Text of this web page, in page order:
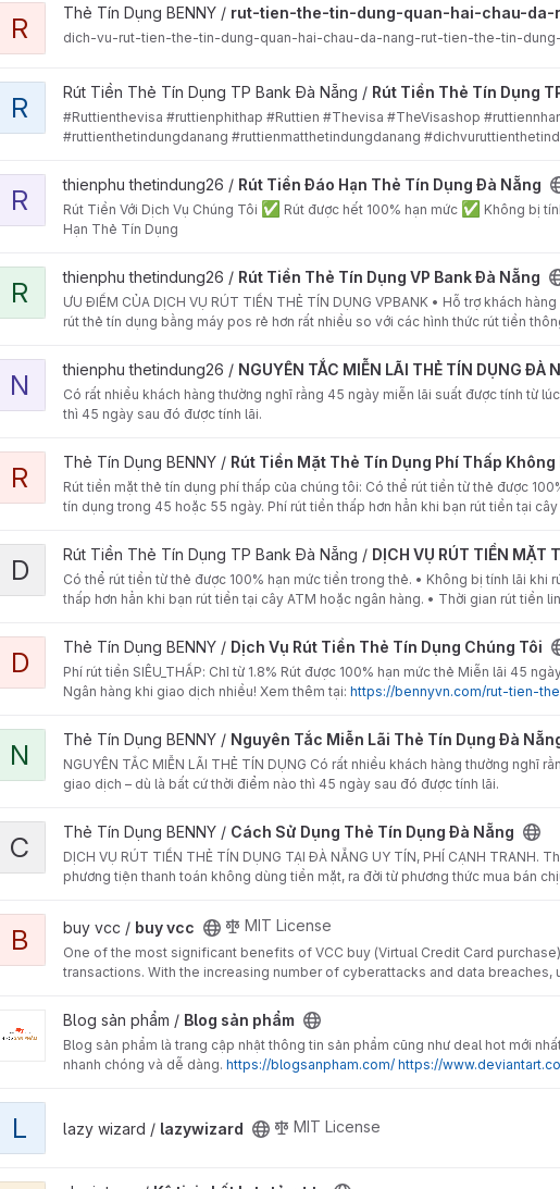
View rut-tien-the-tin-dung-quan-hai-chau-da-nang project
R Thẻ Tín Dụng BENNY / rut-tien-the-tin-dung-quan-hai-chau-da-
dich-vu-rut-tien-the-tin-dung-quan-hai-chau-da-nang-rut-tien-the-tin-
View Rút Tiền Thẻ Tín Dụng TP Bank Đà Nẵng project
R Rút Tiền Thẻ Tín Dụng TP Bank Đà Nẵng / Rút Tiền Thẻ Tín Dụng
#Ruttienthevisa #ruttienphithap #Ruttien #Thevisa #TheVisashop
#ruttienthetindungdanang #ruttienmatthetindungdanang
View Rút Tiền Đáo Hạn Thẻ Tín Dụng Đà Nẵng project
R thienphu thetindung26 / Rút Tiền Đáo Hạn Thẻ Tín Dụng Đà Nẵng
Rút Tiền Với Dịch Vụ Chúng Tôi ✅ Rút được hết 100% hạn mức ✅ Không bị
Hạn Thẻ Tín Dụng
View Rút Tiền Thẻ Tín Dụng VP Bank Đà Nẵng project
R thienphu thetindung26 / Rút Tiền Thẻ Tín Dụng VP Bank Đà Nẵng
ƯU ĐIỂM CỦA DỊCH VỤ RÚT TIỀN THẺ TÍN DỤNG VPBANK • Hỗ trợ khách
rút thẻ tín dụng bằng máy pos rẻ hơn rất nhiều so với các hình thức rút tiền
View NGUYÊN TẮC MIỄN LÃI THẺ TÍN DỤNG ĐÀ NẴNG project
N thienphu thetindung26 / NGUYÊN TẮC MIỄN LÃI THẺ TÍN DỤNG ĐÀ
Có rất nhiều khách hàng thường nghĩ rằng 45 ngày miễn lãi suất được tính từ
thì 45 ngày sau đó được tính lãi.
View Rút Tiền Mặt Thẻ Tín Dụng Phí Thấp Không Lo Lãi Suất project
R Thẻ Tín Dụng BENNY / Rút Tiền Mặt Thẻ Tín Dụng Phí Thấp Không
Rút tiền mặt thẻ tín dụng phí thấp của chúng tôi: Có thể rút tiền từ thẻ được
tín dụng trong 45 hoặc 55 ngày. Phí rút tiền thấp hơn hẳn khi bạn rút tiền tại
View DỊCH VỤ RÚT TIỀN MẶT TỪ THẺ TÍN DỤNG ĐÀ NẴNG project
D Rút Tiền Thẻ Tín Dụng TP Bank Đà Nẵng / DỊCH VỤ RÚT TIỀN MẶT
Có thể rút tiền từ thẻ được 100% hạn mức tiền trong thẻ. • Không bị tính lãi
thấp hơn hẳn khi bạn rút tiền tại cây ATM hoặc ngân hàng. • Thời gian rút tiền
View Dịch Vụ Rút Tiền Thẻ Tín Dụng Chúng Tôi project
D Thẻ Tín Dụng BENNY / Dịch Vụ Rút Tiền Thẻ Tín Dụng Chúng Tôi
Phí rút tiền SIÊU_THẤP: Chỉ từ 1.8% Rút được 100% hạn mức thẻ Miễn lãi 45
Ngân hàng khi giao dịch nhiều! Xem thêm tại: https://bennyvn.com/rut-tien-
View Nguyên Tắc Miễn Lãi Thẻ Tín Dụng Đà Nẵng project
N Thẻ Tín Dụng BENNY / Nguyên Tắc Miễn Lãi Thẻ Tín Dụng Đà
NGUYÊN TẮC MIỄN LÃI THẺ TÍN DỤNG Có rất nhiều khách hàng thường nghĩ
giao dịch – dù là bất cứ thời điểm nào thì 45 ngày sau đó được tính lãi.
View Cách Sử Dụng Thẻ Tín Dụng Đà Nẵng project
C Thẻ Tín Dụng BENNY / Cách Sử Dụng Thẻ Tín Dụng Đà Nẵng
DỊCH VỤ RÚT TIỀN THẺ TÍN DỤNG TẠI ĐÀ NẴNG UY TÍN, PHÍ CẠNH
phương tiện thanh toán không dùng tiền mặt, ra đời từ phương thức mua bán
View buy vcc project
B buy vcc / buy vcc MIT License
One of the most significant benefits of VCC buy (Virtual Credit Card
transactions. With the increasing number of cyberattacks and data
View Blog sản phẩm project
Blog sản phẩm / Blog sản phẩm
Blog sản phẩm là trang cập nhật thông tin sản phẩm cũng như deal hot mới
nhanh chóng và dễ dàng. https://blogsanpham.com/ https://
L lazy wizard / lazywizard MIT License